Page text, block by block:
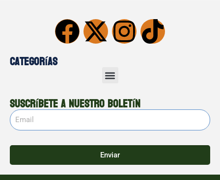
Categorías
Suscríbete a nuestro boletín
Enviar